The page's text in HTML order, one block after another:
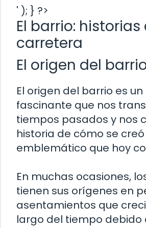
' ); } ?>
El barrio: historias
carretera
El origen del
El origen del barrio es
fascinante que nos
tiempos pasados y nos
historia de cómo se
emblemático que hoy
En muchas ocasiones,
tienen sus orígenes en
asentamientos que
largo del tiempo debido